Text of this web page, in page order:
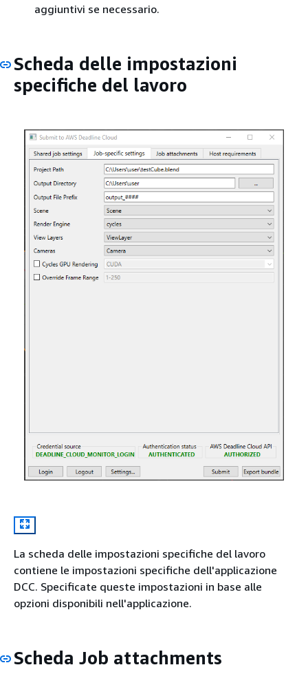
aggiuntivi se necessario.
Scheda delle impostazioni
specifiche del lavoro
La scheda delle impostazioni specifiche del lavoro
contiene le impostazioni specifiche dell'applicazione
DCC. Specificate queste impostazioni in base alle
opzioni disponibili nell'applicazione.
Scheda Job attachments